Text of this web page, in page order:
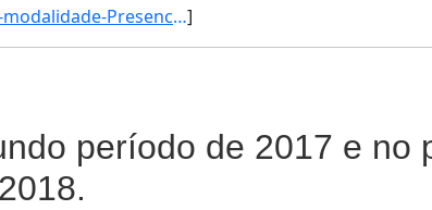
39: municipio-Teresina-centro-CCS-modalidade-Presencial-convenio--selecao-SISU_COTA-cota-AA-4-sexo-M-uf-]]
período de 2017 e no